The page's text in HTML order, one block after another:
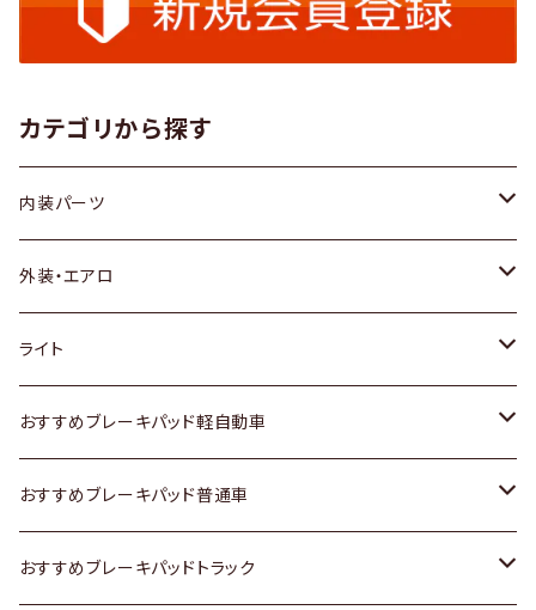
カテゴリから探す
内装パーツ
トヨタ
ホンダ
スズキ
日産
いすゞ
外装・エアロ
トヨタ
ホンダ
スズキ
日産
ライト
トヨタ
スズキ
日産
おすすめブレーキパッド軽自動車
トヨタ
ホンダ
おすすめブレーキパッド普通車
トヨタ
おすすめブレーキパッドトラック